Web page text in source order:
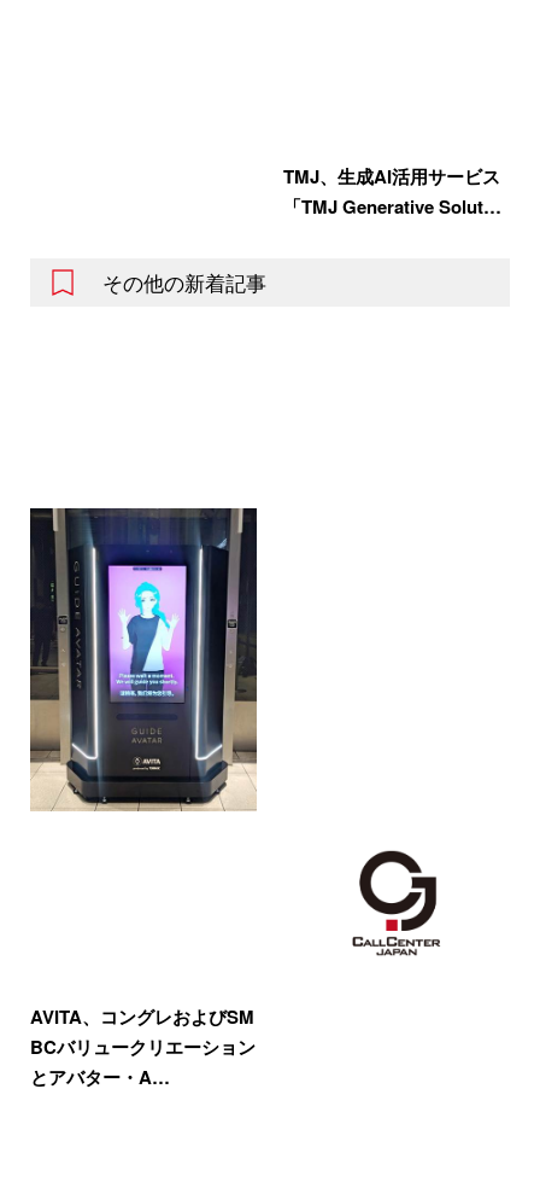
TMJ、生成AI活用サービス
「TMJ Generative Solut…
その他の新着記事
AVITA、コングレおよびSM
BCバリュークリエーション
とアバター・A…